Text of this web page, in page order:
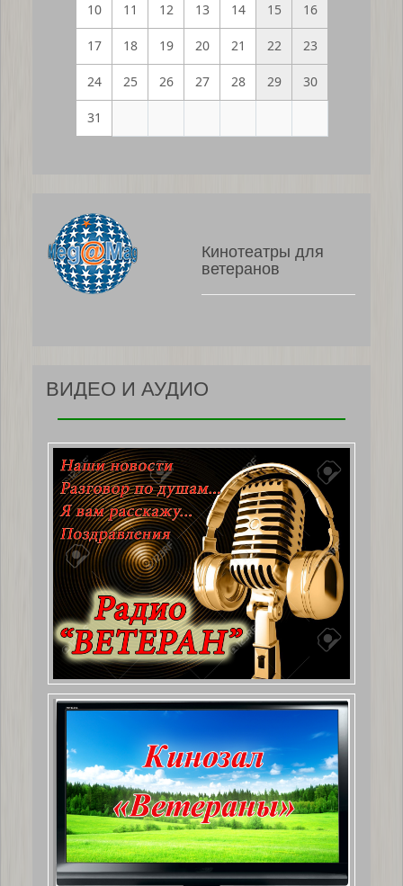
10 11 12 13 14 15 16
17 18 19 20 21 22 23
24 25 26 27 28 29 30
31
Кинотеатры для
ветеранов
ВИДЕО И АУДИО